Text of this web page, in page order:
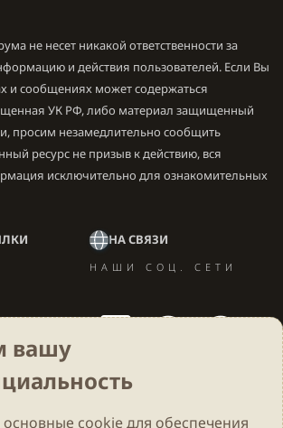
не несет никакой ответственности за
и действия пользователей. Если Вы
и сообщениях может содержаться
УК РФ, либо материал защищенный
просим незамедлительно сообщить
ресурс не призыв к действию, вся
исключительно для ознакомительных
НА СВЯЗИ
НАШИ СОЦ. СЕТИ
вашу
cookieдля обеспечения